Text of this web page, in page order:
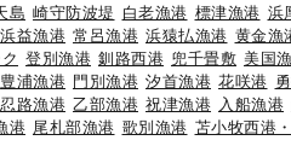
島 崎守防波堤 白老漁港 標津漁港 浜
浜益漁港 常呂漁港 浜猿払漁港 黄金漁
登別漁港 釧路西港 兜千畳敷 美国
豊浦漁港 門別漁港 汐首漁港 花咲港
忍路漁港 乙部漁港 祝津漁港 入船漁港
港 尾札部漁港 歌別漁港 苫小牧西港